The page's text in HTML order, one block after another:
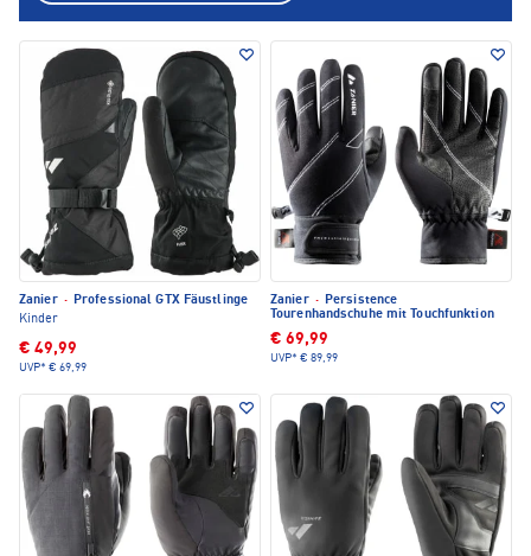
Zanier · Professional GTX Fäustlinge
Kinder
€ 49,99
UVP* € 69,99
Zanier · Persistence
Tourenhandschuhe mit Touchfunktion
€ 69,99
UVP* € 89,99